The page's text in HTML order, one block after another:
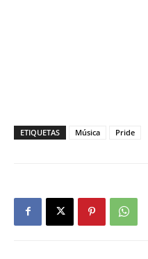
ETIQUETAS Música Pride